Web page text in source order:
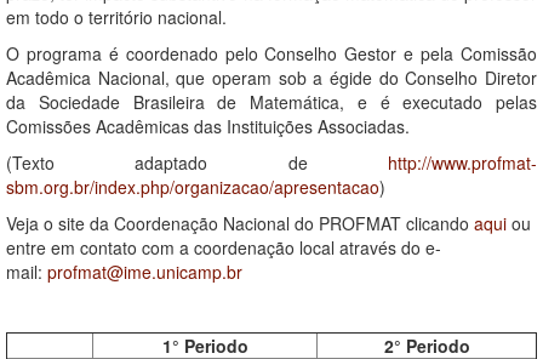
em todo o território nacional.
O programa é coordenado pelo Conselho Gestor e pela Comissão
Acadêmica Nacional, que operam sob a égide do Conselho Diretor
da Sociedade Brasileira de Matemática, e é executado pelas
Comissões Acadêmicas das Instituições Associadas.
(Texto adaptado dehttp://www.profmat-
sbm.org.br/index.php/organizacao/apresentacao)
Veja o site da Coordenação Nacional do PROFMAT clicando aqui ou
entre em contato com a coordenação local através do e-
mail: profmat@ime.unicamp.br
1° Periodo 2° Periodo